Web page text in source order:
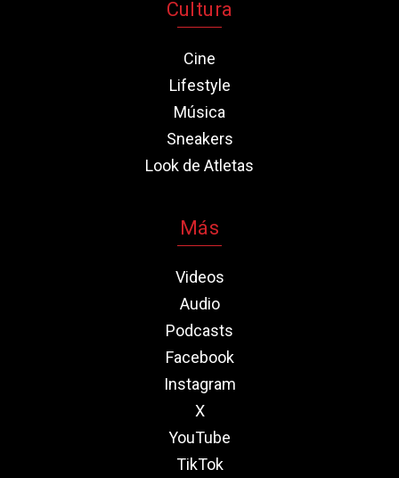
Cultura
Cine
Lifestyle
Música
Sneakers
Look de Atletas
Más
Videos
Audio
Podcasts
Facebook
Instagram
X
YouTube
TikTok